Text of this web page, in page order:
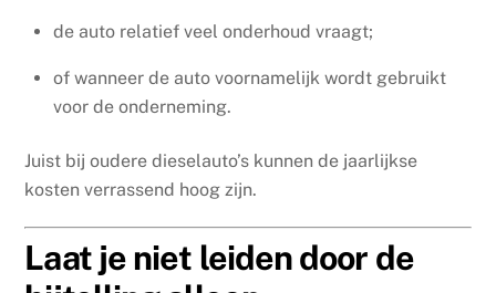
de auto relatief veel onderhoud vraagt;
of wanneer de auto voornamelijk wordt gebruikt
voor de onderneming.
Juist bij oudere dieselauto’s kunnen de jaarlijkse
kosten verrassend hoog zijn.
Laat je niet leiden door de